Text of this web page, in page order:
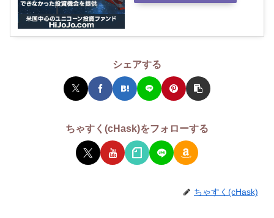
シェアする
ちゃすく(cHask)をフォローする
ちゃすく(cHask)